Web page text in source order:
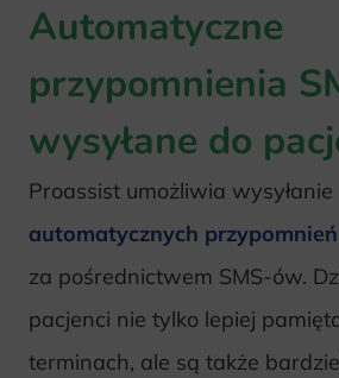
Automatyczne
przypomnienia
wysyłane do
Proassist umożliwia wysyłanie
automatycznych
za pośrednictwem SMS-ów.
pacjenci nie tylko lepiej
terminach, ale są także